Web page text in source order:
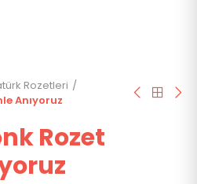
Rozetleri
Anıyoruz
Rozet